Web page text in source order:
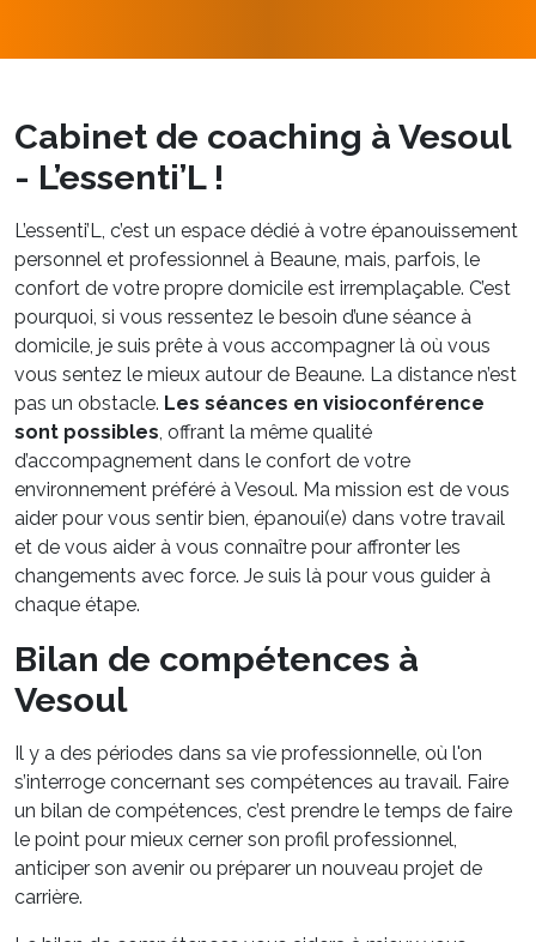
Cabinet de coaching à Vesoul
- L’essenti’L !
L’essenti’L, c’est un espace dédié à votre épanouissement
personnel et professionnel à Beaune, mais, parfois, le
confort de votre propre domicile est irremplaçable. C’est
pourquoi, si vous ressentez le besoin d’une séance à
domicile, je suis prête à vous accompagner là où vous
vous sentez le mieux autour de Beaune. La distance n’est
pas un obstacle. Les séances en visioconférence
sont possibles, offrant la même qualité
d’accompagnement dans le confort de votre
environnement préféré à Vesoul. Ma mission est de vous
aider pour vous sentir bien, épanoui(e) dans votre travail
et de vous aider à vous connaître pour affronter les
changements avec force. Je suis là pour vous guider à
chaque étape.
Bilan de compétences à
Vesoul
Il y a des périodes dans sa vie professionnelle, où l'on
s’interroge concernant ses compétences au travail. Faire
un bilan de compétences, c’est prendre le temps de faire
le point pour mieux cerner son profil professionnel,
anticiper son avenir ou préparer un nouveau projet de
carrière.